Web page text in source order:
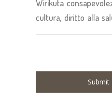
Wirikuta
cultura, diritto alla
Submit